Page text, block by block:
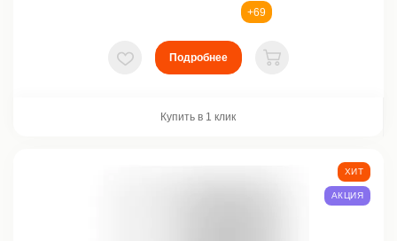
+69
В избранное
Подробнее
В корзину
Купить в 1 клик
ХИТ
АКЦИЯ